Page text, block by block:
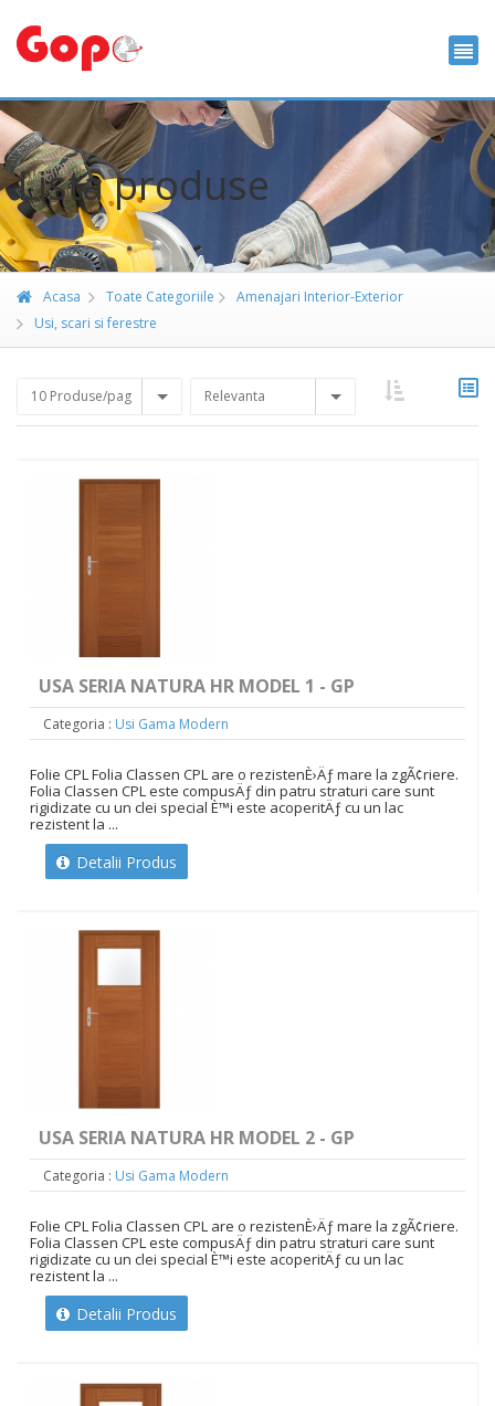
Lista produse
Acasa Toate Categoriile
Amenajari Interior-Exterior
Usi, scari si ferestre
10 Produse/pag Relevanta
USA SERIA NATURA HR MODEL 1 - GP
Categoria : Usi Gama Modern
Folie CPL Folia Classen CPL are o rezistenÈ›Äƒ mare la zgÃ¢riere.
Folia Classen CPL este compusÄƒ din patru straturi care sunt
rigidizate cu un clei special È™i este acoperitÄƒ cu un lac
rezistent la ...
Detalii Produs
USA SERIA NATURA HR MODEL 2 - GP
Categoria : Usi Gama Modern
Folie CPL Folia Classen CPL are o rezistenÈ›Äƒ mare la zgÃ¢riere.
Folia Classen CPL este compusÄƒ din patru straturi care sunt
rigidizate cu un clei special È™i este acoperitÄƒ cu un lac
rezistent la ...
Detalii Produs